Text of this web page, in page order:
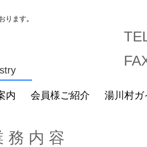
ります。
内 会員様ご紹介 湯川村
務 内 容